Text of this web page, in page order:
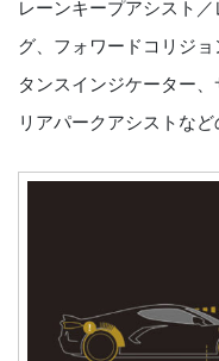
レーンキープアシスト
グ、フォワードコリジ
タンスインジケーター
リアパークアシストな